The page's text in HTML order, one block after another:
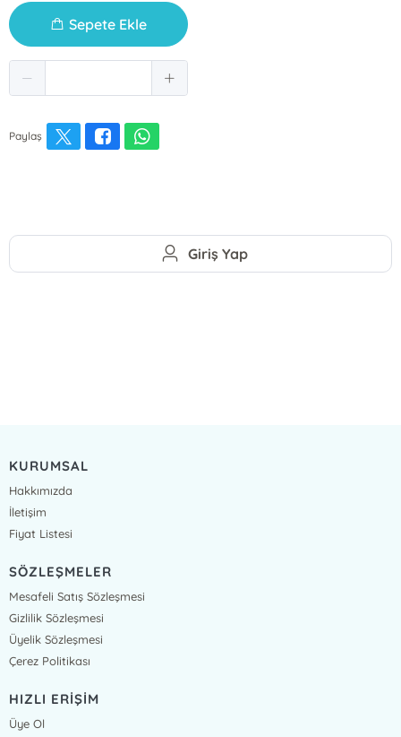
Sepete Ekle
Paylaş
Giriş Yap
KURUMSAL
Hakkımızda
İletişim
Fiyat Listesi
SÖZLEŞMELER
Mesafeli Satış Sözleşmesi
Gizlilik Sözleşmesi
Üyelik Sözleşmesi
Çerez Politikası
HIZLI ERİŞİM
Üye Ol